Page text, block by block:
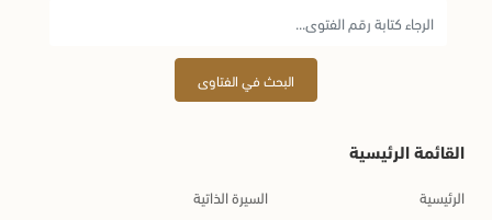
البحث في الفتاوى
القائمة الرئيسية
الرئيسية
السيرة الذاتية